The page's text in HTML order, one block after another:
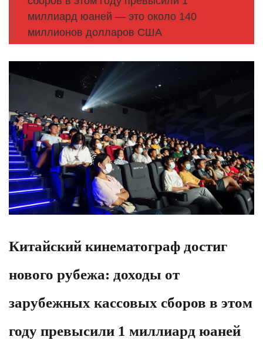
миллиард юаней — это около 140
миллионов долларов США
Китайский кинематограф достиг
нового рубежа: доходы от
зарубежных кассовых сборов в этом
году превысили 1 миллиард юаней